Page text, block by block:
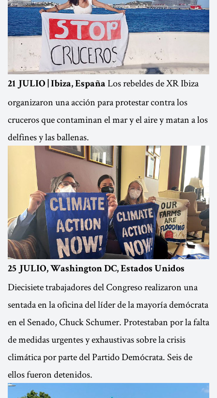
21 JULIO | Ibiza, España Los rebeldes de XR Ibiza
organizaron una acción para protestar contra los
cruceros que contaminan el mar y el aire y matan a los
delfines y las ballenas.
25 JULIO, Washington DC, Estados Unidos
Diecisiete trabajadores del Congreso realizaron una
sentada en la oficina del líder de la mayoría demócrata
en el Senado, Chuck Schumer. Protestaban por la falta
de medidas urgentes y exhaustivas sobre la crisis
climática por parte del Partido Demócrata. Seis de
ellos fueron detenidos.